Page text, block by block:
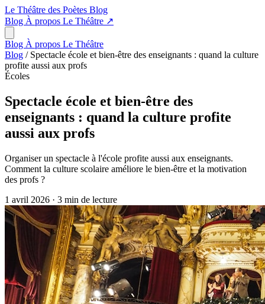
Le Théâtre des Poètes Blog
Blog À propos Le Théâtre ↗
Blog À propos Le Théâtre
Blog / Spectacle école et bien-être des enseignants : quand la culture
profite aussi aux profs
Écoles
Spectacle école et bien-être des
enseignants : quand la culture profite
aussi aux profs
Organiser un spectacle à l'école profite aussi aux enseignants.
Comment la culture scolaire améliore le bien-être et la motivation
des profs ?
1 avril 2026 · 3 min de lecture